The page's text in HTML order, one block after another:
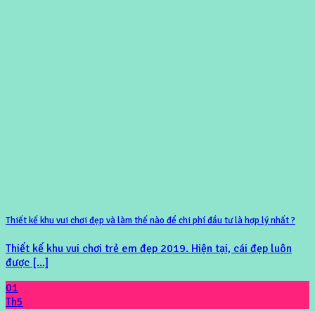
Thiết kế khu vui chơi đẹp và làm thế nào để chi phí đầu tư là hợp lý nhất ?
Thiết kế khu vui chơi trẻ em đẹp 2019. Hiện tại, cái đẹp luôn
được [...]
01
Th5